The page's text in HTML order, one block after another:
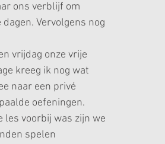
ons verblijf om
Vervolgens nog
vrijdag onze vrije
kreeg ik nog wat
naar een privé
oefeningen.
les voorbij was zijn we
spelen